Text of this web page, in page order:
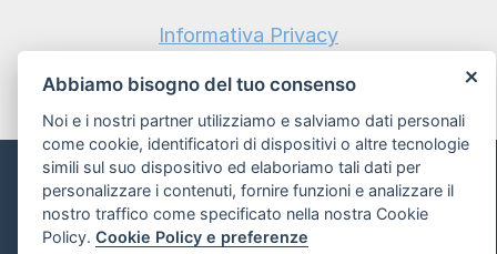
Informativa Privacy
Informativa sui Cookie e preferenze
Powered by
Abbiamo bisogno del tuo consenso
Noi e i nostri partner utilizziamo e salviamo dati personali
come cookie, identificatori di dispositivi o altre tecnologie
simili sul suo dispositivo ed elaboriamo tali dati per
personalizzare i contenuti, fornire funzioni e analizzare il
nostro traffico come specificato nella nostra Cookie
Policy.Cookie Policy e preferenze